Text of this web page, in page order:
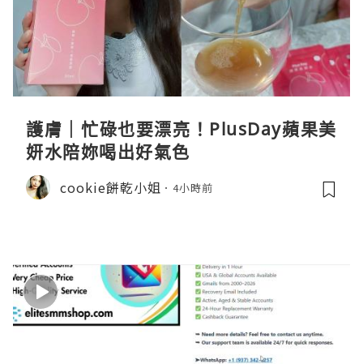
護膚｜忙碌也要漂亮！PlusDay蘋果美
妍水陪妳喝出好氣色
cookie餅乾小姐 4小時前